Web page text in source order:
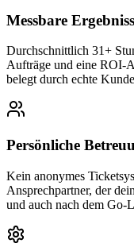
Messbare
Durchschnittlich 31+
Aufträge und eine ROI-
belegt durch echte
Persönliche
Kein anonymes
Ansprechpartner, der
und auch nach dem Go-